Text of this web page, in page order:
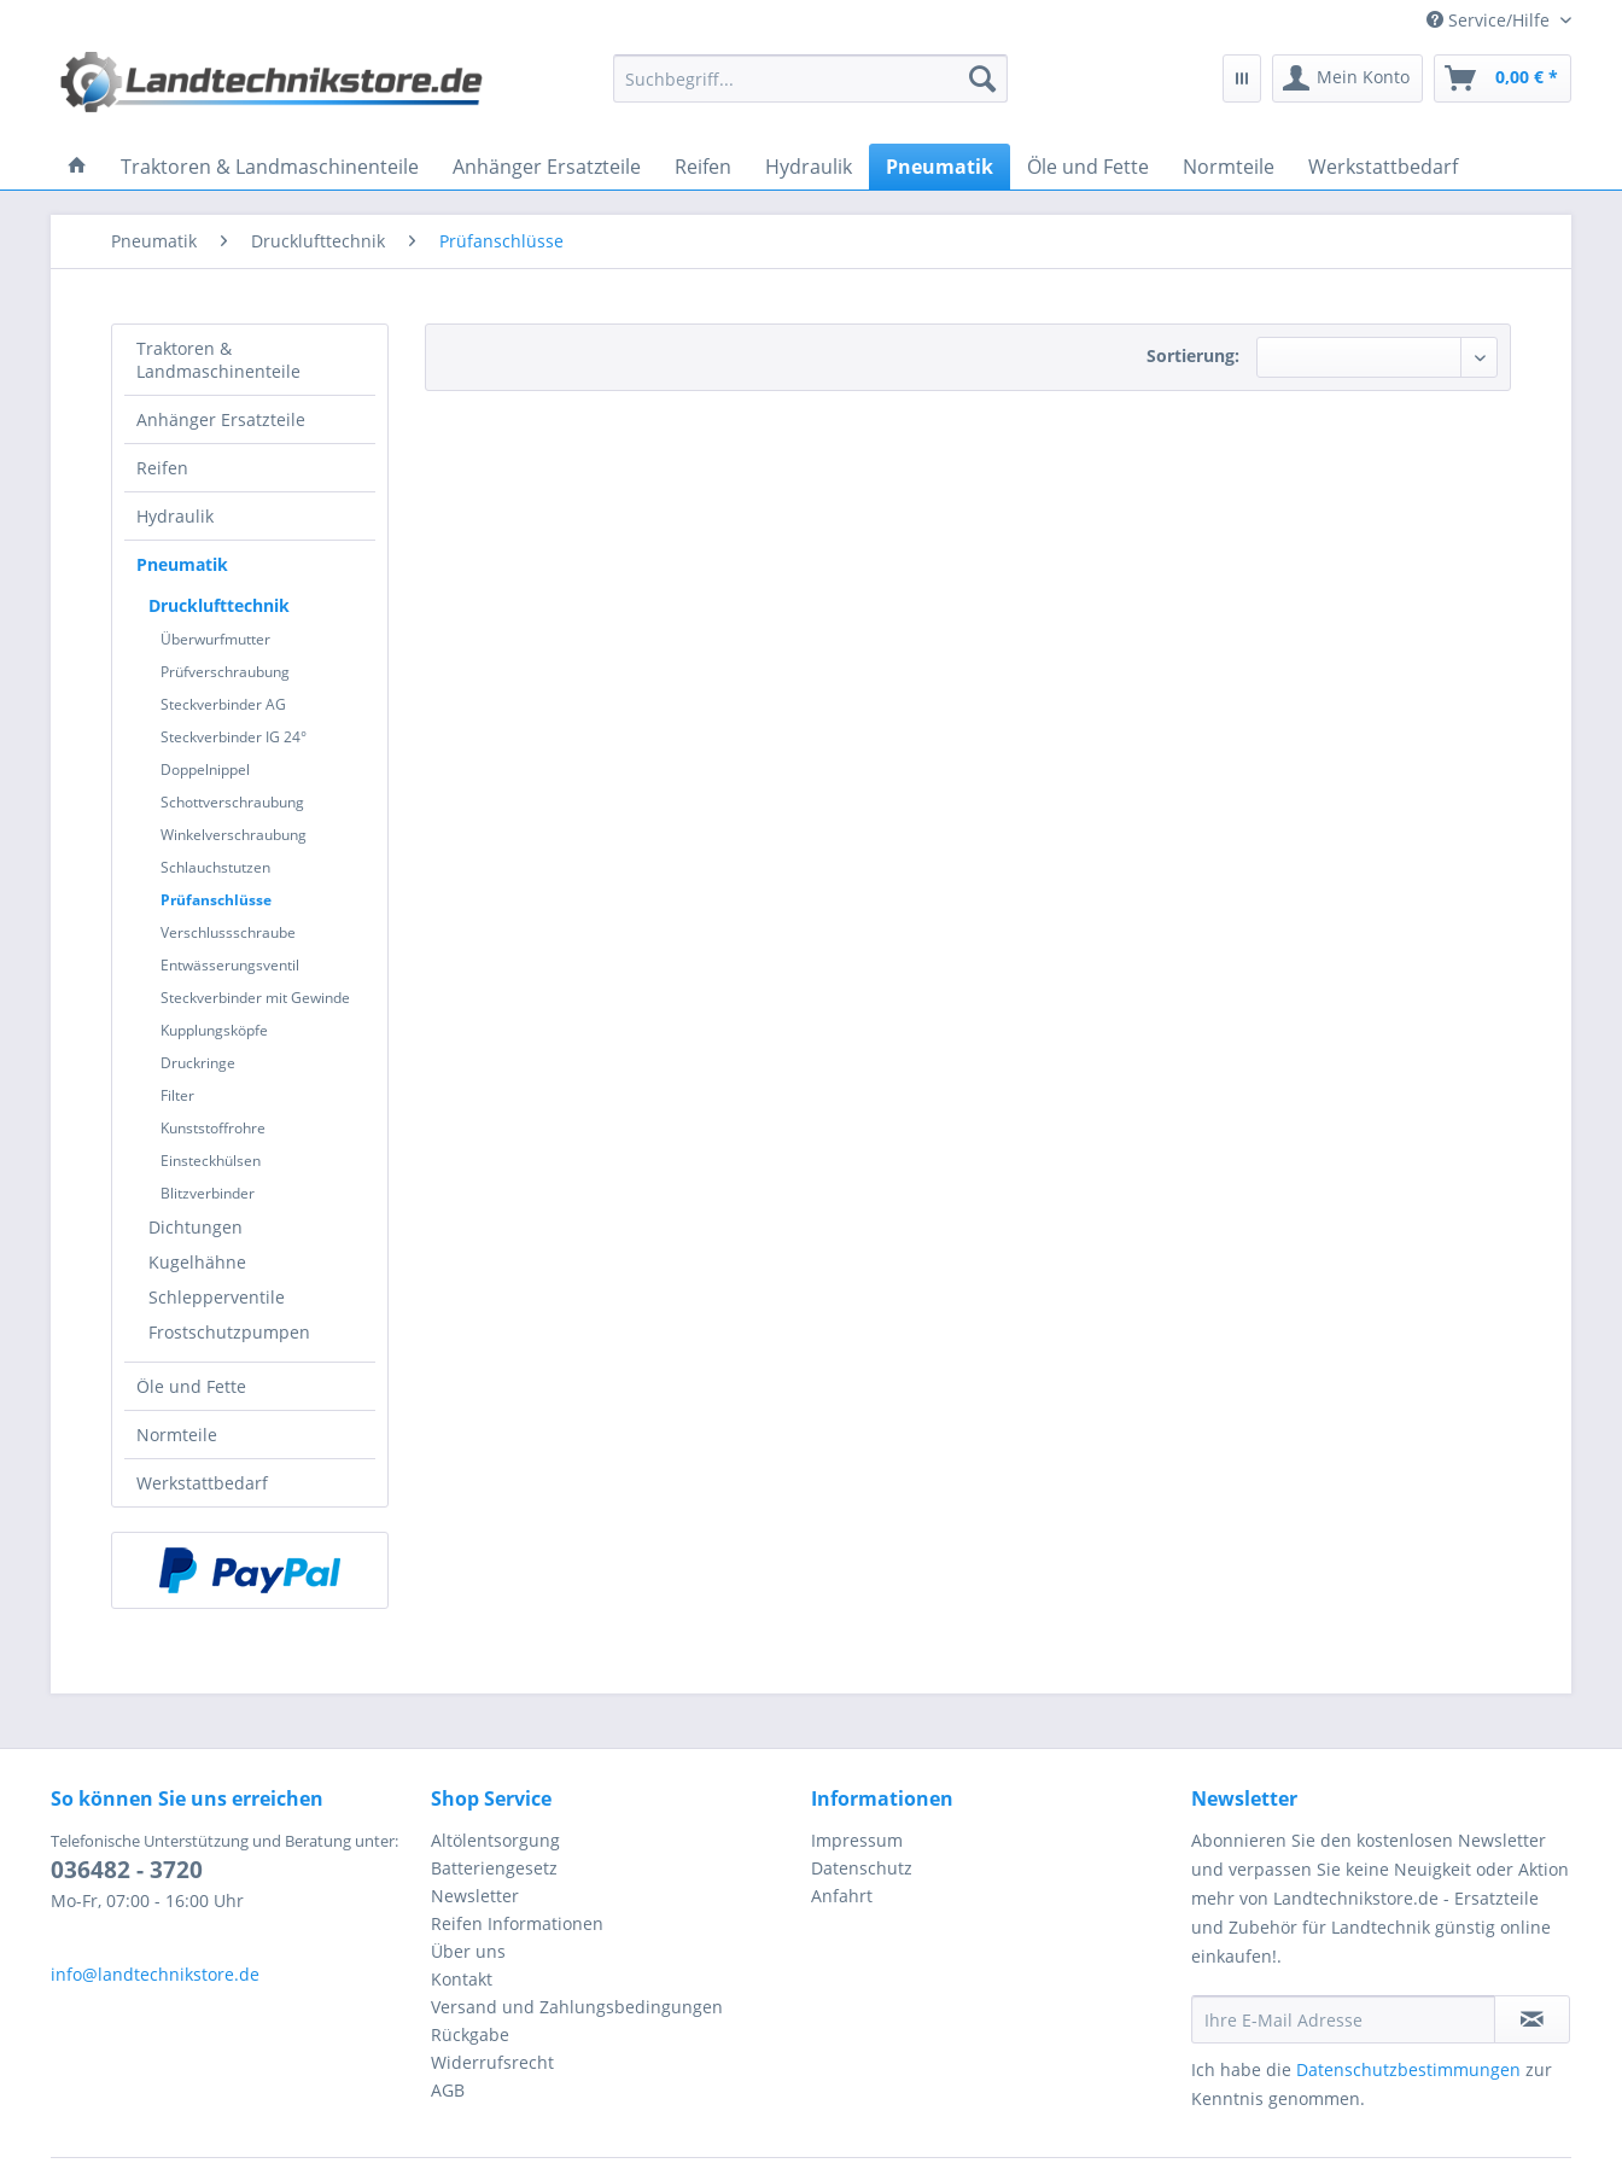
Service/Hilfe
Mein Konto 0,00 € *
Traktoren & Landmaschinenteile Anhänger Ersatzteile Reifen Hydraulik Pneumatik Öle und Fette Normteile Werkstattbedarf
Pneumatik Drucklufttechnik Prüfanschlüsse
Traktoren &
Landmaschinenteile
Anhänger Ersatzteile
Reifen
Hydraulik
Pneumatik
Drucklufttechnik
Überwurfmutter
Prüfverschraubung
Steckverbinder AG
Steckverbinder IG 24°
Doppelnippel
Schottverschraubung
Winkelverschraubung
Schlauchstutzen
Prüfanschlüsse
Verschlussschraube
Entwässerungsventil
Steckverbinder mit Gewinde
Kupplungsköpfe
Druckringe
Filter
Kunststoffrohre
Einsteckhülsen
Blitzverbinder
Dichtungen
Kugelhähne
Schlepperventile
Frostschutzpumpen
Öle und Fette
Normteile
Werkstattbedarf
Sortierung:
So können Sie uns erreichen
Telefonische Unterstützung und Beratung unter:
036482 - 3720
Mo-Fr, 07:00 - 16:00 Uhr
info@landtechnikstore.de
Shop Service
Altölentsorgung
Batteriengesetz
Newsletter
Reifen Informationen
Über uns
Kontakt
Versand und Zahlungsbedingungen
Rückgabe
Widerrufsrecht
AGB
Informationen
Impressum
Datenschutz
Anfahrt
Newsletter
Abonnieren Sie den kostenlosen Newsletter
und verpassen Sie keine Neuigkeit oder Aktion
mehr von Landtechnikstore.de - Ersatzteile
und Zubehör für Landtechnik günstig online
einkaufen!.
Ich habe die Datenschutzbestimmungen zur
Kenntnis genommen.